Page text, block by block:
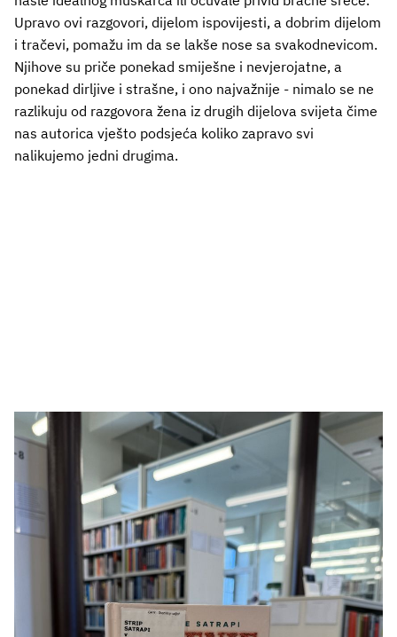
Upravo ovi razgovori, dijelom ispovijesti, a dobrim dijelom
i tračevi, pomažu im da se lakše nose sa svakodnevicom.
Njihove su priče ponekad smiješne i nevjerojatne, a
ponekad dirljive i strašne, i ono najvažnije - nimalo se ne
razlikuju od razgovora žena iz drugih dijelova svijeta čime
nas autorica vješto podsjeća koliko zapravo svi
nalikujemo jedni drugima.